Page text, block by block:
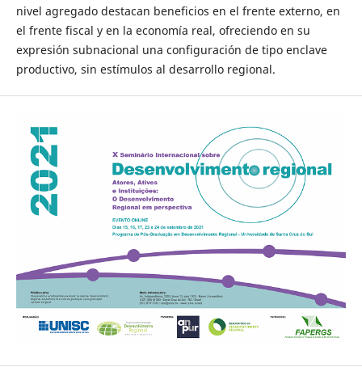
nivel agregado destacan beneficios en el frente externo, en
el frente fiscal y en la economía real, ofreciendo en su
expresión subnacional una configuración de tipo enclave
productivo, sin estímulos al desarrollo regional.